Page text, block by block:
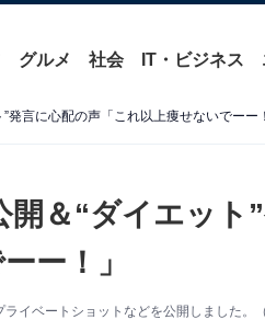
グルメ 社会 IT・ビジネス
発言に心配の声「これ以上痩せないでーー
開＆“ダイエット
ー！」
イベートショットなどを公開しました。